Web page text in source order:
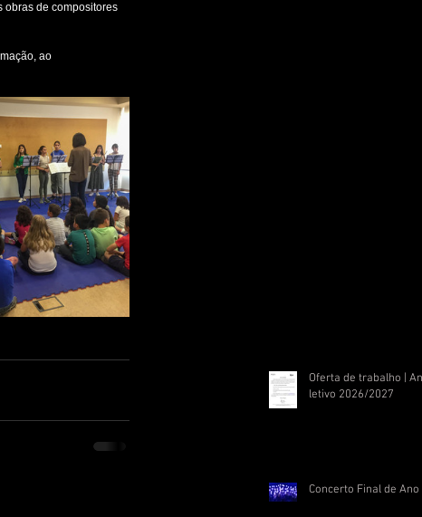
obras de compositores
ao
Oferta de trabalho |
letivo 2026/2027
Concerto Final de Ano